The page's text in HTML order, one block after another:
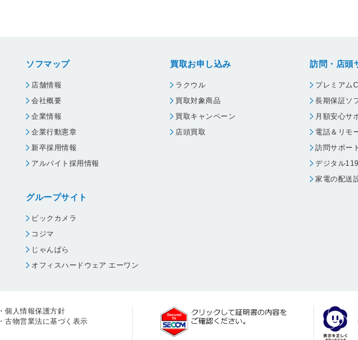
ソフマップ
店舗情報
会社概要
企業情報
企業行動憲章
新卒採用情報
アルバイト採用情報
グループサイト
ビックカメラ
コジマ
じゃんぱら
オフィスハードウェア エーワン
買取お申し込み
ラクウル
買取対象商品
買取キャンペーン
店頭買取
訪問・店頭
プレミアム
長期保証ソ
月額安心サ
電話＆リモ
訪問サポート
デジタル119
家電の配送
・個人情報保護方針
・古物営業法に基づく表示